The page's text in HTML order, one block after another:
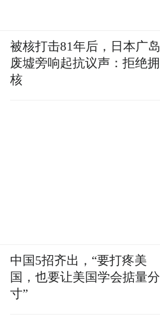
被核打击81年后，日本广岛
废墟旁响起抗议声：拒绝拥
核
中国5招齐出，“要打疼美
国，也要让美国学会掂量分
寸”